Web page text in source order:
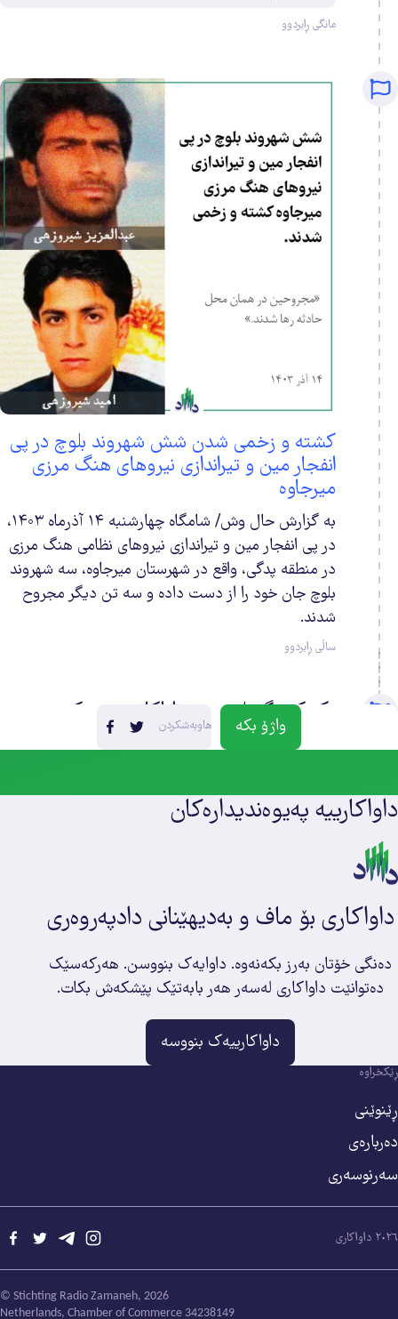
واژۆ بکە هاوبه‌شکردن
0
0
1
0
0
0
3
0
1
0
21
0
0
مانگی ڕابردوو
کشته و زخمی شدن شش شهروند بلوچ در پی
انفجار مین و تیراندازی نیروهای هنگ مرزی
میرجاوه
به گزارش حال‌ وش/ شامگاه چهارشنبه ۱۴ آذرماه ۱۴۰۳،
در پی انفجار مین و تیراندازی نیروهای نظامی هنگ مرزی
در منطقه پدگی، واقع در شهرستان میرجاوه، سه شهروند
بلوچ جان خود را از دست داده و سه تن دیگر مجروح
شدند.
ساڵی ڕابردوو
یک کنشگر بلوچ ئەم داواکارییەی ڕێکخست
ساڵی ڕابردوو
داواکارییە پەیوەندیدارەکان
داواکاری بۆ ماف و بەدیهێنانی دادپەروەری
دەنگی خۆتان بەرز بکەنەوە. داوایەک بنووسن. هەرکەسێک
دەتوانێت داواکاری لەسەر هەر بابەتێک پێشکەش بکات.
داواکارییەک بنووسە
ڕێکخراوە
ڕێنوێنی
ده‌رباره‌ی
سه‌رنوسه‌ری
٢٠٢٦ داواکاری
© Stichting Radio Zamaneh, 2026
Netherlands, Chamber of Commerce 34238149